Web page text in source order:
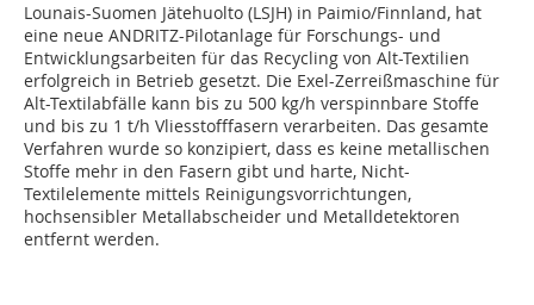
Lounais-Suomen Jätehuolto (LSJH) in Paimio/Finnland, hat
eine neue ANDRITZ-Pilotanlage für Forschungs- und
Entwicklungsarbeiten für das Recycling von Alt-Textilien
erfolgreich in Betrieb gesetzt. Die Exel-Zerreißmaschine für
Alt-Textilabfälle kann bis zu 500 kg/h verspinnbare Stoffe
und bis zu 1 t/h Vliesstofffasern verarbeiten. Das gesamte
Verfahren wurde so konzipiert, dass es keine metallischen
Stoffe mehr in den Fasern gibt und harte, Nicht-
Textilelemente mittels Reinigungsvorrichtungen,
hochsensibler Metallabscheider und Metalldetektoren
entfernt werden.